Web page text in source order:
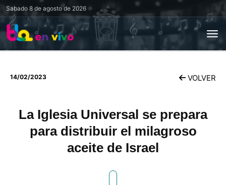
Sabado 8 de agosto de 2026
14/02/2023 VOLVER
La Iglesia Universal se prepara
para distribuir el milagroso
aceite de Israel